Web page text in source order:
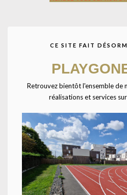
CE SITE FAIT
Retrouvez bientôt l'ensemble de
réalisations et services
CATALOGUE SPORTPLAY
Matériels d'entrainement